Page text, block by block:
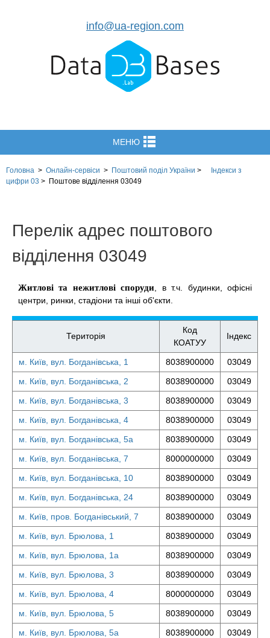
info@ua-region.com
МЕНЮ
Головна > Онлайн-сервіси > Поштовий поділ України >
Індекси з
цифри 03 > Поштове відділення 03049
Перелік адрес поштового
відділення 03049
Житлові та нежитлові споруди , в т.ч. будинки, офісні
центри, ринки, стадіони та інші об'єкти.
Територія
Код
КОАТУУ
Індекс
м. Київ, вул. Богданівська, 1 8038900000
03049
м. Київ, вул. Богданівська, 2
8038900000
03049
м. Київ, вул. Богданівська, 3
8038900000
03049
м. Київ, вул. Богданівська, 4
8038900000
03049
м. Київ, вул. Богданівська, 5а
8038900000
03049
м. Київ, вул. Богданівська, 7
8000000000
03049
м. Київ, вул. Богданівська, 10
8038900000
03049
м. Київ, вул. Богданівська, 24
8038900000
03049
м. Київ, пров. Богданівський, 7
8038900000
03049
м. Київ, вул. Брюлова, 1
8038900000
03049
м. Київ, вул. Брюлова, 1а
8038900000
03049
м. Київ, вул. Брюлова, 3
8038900000
03049
м. Київ, вул. Брюлова, 4
8000000000
03049
м. Київ, вул. Брюлова, 5
8038900000
03049
м. Київ, вул. Брюлова, 5а
8038900000
03049